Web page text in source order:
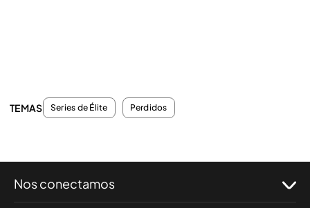
TEMAS Series de Élite Perdidos
Nos conectamos